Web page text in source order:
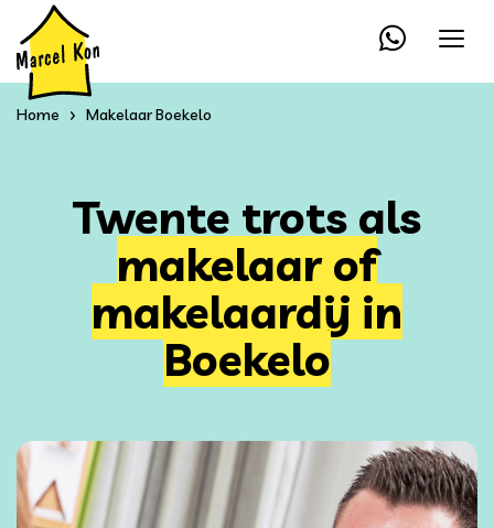
Home Makelaar Boekelo
Twente trots als
makelaar of
makelaardij in
Boekelo